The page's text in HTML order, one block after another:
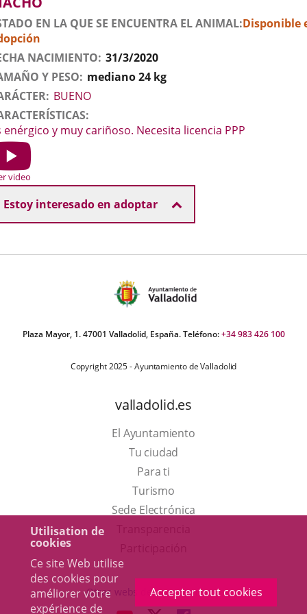
Utilisation de
cookies
Ce site Web utilise
des cookies pour
améliorer votre
expérience de
Accepter tout cookies
EN LA QUE SE ENCUENTRA EL ANIMAL Disponible
NACIMIENTO 31/3/2020
Y PESO mediano 24 kg
BUENO
enérgico y muy cariñoso. Necesita licencia PPP
video
Estoy interesado en adoptar
Plaza Mayor, 1. 47001 Valladolid, España. Teléfono:+34 983 426 100
Copyright 2025 - Ayuntamiento de Valladolid
valladolid.es
El Ayuntamiento
Tu ciudad
Para ti
TurismoEste
enlace
una
ventana
Sede Electrónica
externa.
Otras webs del ayuntamiento